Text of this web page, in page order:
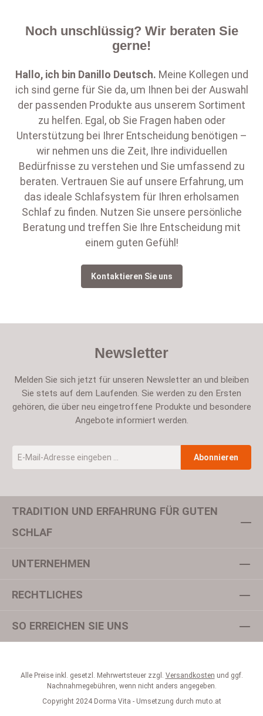
Noch unschlüssig? Wir beraten Sie
gerne!
Hallo, ich bin Danillo Deutsch. Meine Kollegen und
ich sind gerne für Sie da, um Ihnen bei der Auswahl
der passenden Produkte aus unserem Sortiment
zu helfen. Egal, ob Sie Fragen haben oder
Unterstützung bei Ihrer Entscheidung benötigen –
wir nehmen uns die Zeit, Ihre individuellen
Bedürfnisse zu verstehen und Sie umfassend zu
beraten. Vertrauen Sie auf unsere Erfahrung, um
das ideale Schlafsystem für Ihren erholsamen
Schlaf zu finden. Nutzen Sie unsere persönliche
Beratung und treffen Sie Ihre Entscheidung mit
einem guten Gefühl!
Kontaktieren Sie uns
Newsletter
Melden Sie sich jetzt für unseren Newsletter an und bleiben
Sie stets auf dem Laufenden. Sie werden zu den Ersten
gehören, die über neu eingetroffene Produkte und besondere
Angebote informiert werden.
Abonnieren
Um weiterzugehen, geben Sie die oben abgebildeten Zeichen ein
genommen und die
TRADITION UND ERFAHRUNG FÜR GUTEN
SCHLAF
SO ERREICHEN SIE UNS
UNTERNEHMEN
RECHTLICHES
Alle Preise inkl. gesetzl. Mehrwertsteuer zzgl. Versandkosten und ggf.
Nachnahmegebühren, wenn nicht anders angegeben.
Copyright 2024 Dorma Vita - Umsetzung durch muto.at